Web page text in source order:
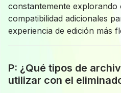
constantemente explorando
compatibilidad adicionales
experiencia de edición más
P: ¿Qué tipos de
utilizar con el